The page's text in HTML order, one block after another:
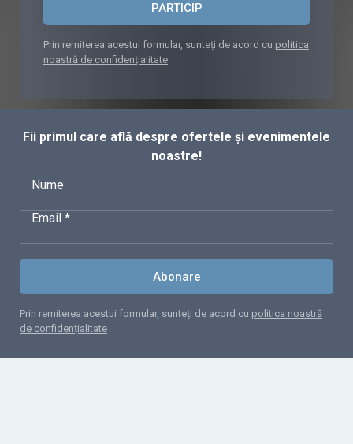
PARTICIP
Prin remiterea acestui formular, sunteți de acord cu politica
noastră de confidențialitate
Fii primul care află despre ofertele și evenimentele
noastre!
Nume
Email *
Abonare
Prin remiterea acestui formular, sunteți de acord cu politica noastră
de confidențialitate